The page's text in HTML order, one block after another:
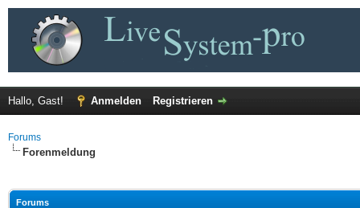
Hallo, Gast! Anmelden Registrieren
Forums
Forenmeldung
Forums